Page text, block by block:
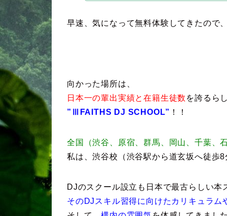
早速、気になって無料体験してきたので
向かった場所は、
日本一の輩出実績と在籍生徒数 を誇るら
”ⅢFAITHS DJ SCHOOL” ！！
全国（渋谷、原宿、群馬、岡山、千葉、
私は、渋谷校（渋谷駅から道玄坂へ徒歩
DJのスクール設立も日本で最古らしい本
そのDJスキル習得に向けたカリキュラム